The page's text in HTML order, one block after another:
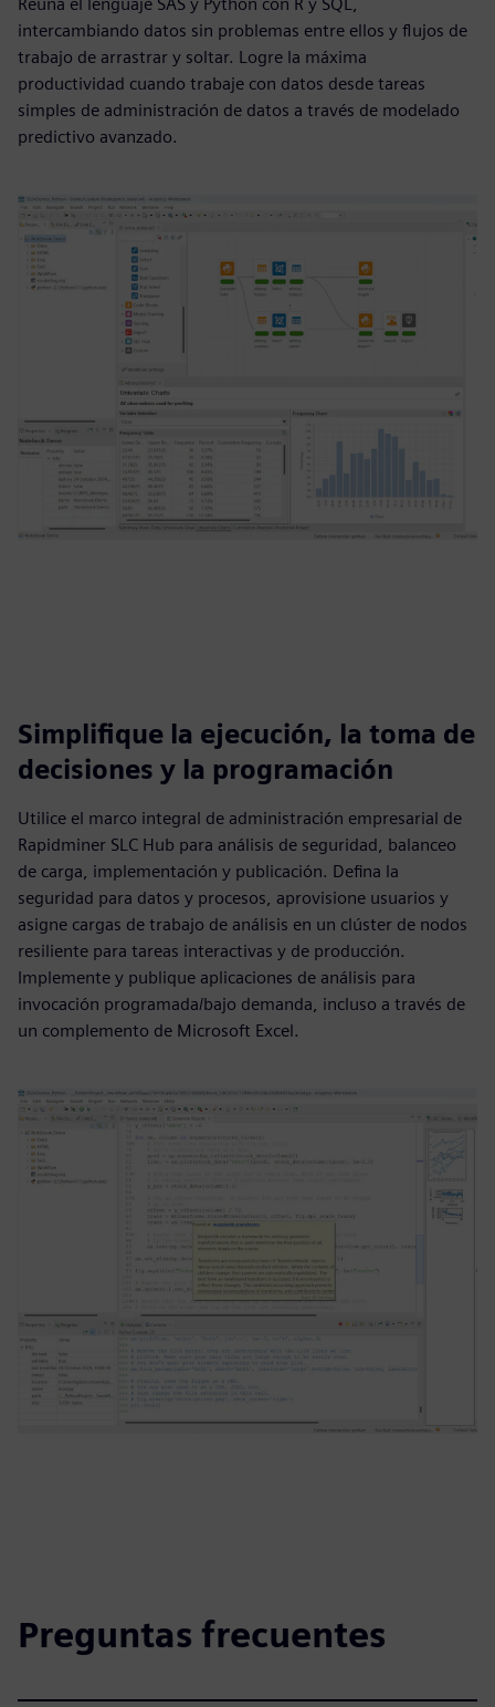
intercambiando datos sin problemas entre ellos y flujos de
trabajo de arrastrar y soltar. Logre la máxima
productividad cuando trabaje con datos desde tareas
simples de administración de datos a través de modelado
predictivo avanzado.
Simplifique la ejecución, la toma de
decisiones y la programación
Utilice el marco integral de administración empresarial de
Rapidminer SLC Hub para análisis de seguridad, balanceo
de carga, implementación y publicación. Defina la
seguridad para datos y procesos, aprovisione usuarios y
asigne cargas de trabajo de análisis en un clúster de nodos
resiliente para tareas interactivas y de producción.
Implemente y publique aplicaciones de análisis para
invocación programada/bajo demanda, incluso a través de
un complemento de Microsoft Excel.
Preguntas frecuentes